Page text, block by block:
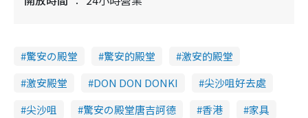
驚安の殿堂 驚安的殿堂
激安的殿堂
激安殿堂
DON DON DONKI
尖沙咀好去處
尖沙咀
驚安の殿堂唐吉訶德 香港
家具